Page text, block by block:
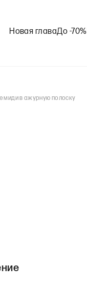
Новая главаДо -70%
миди в ажурную полоску